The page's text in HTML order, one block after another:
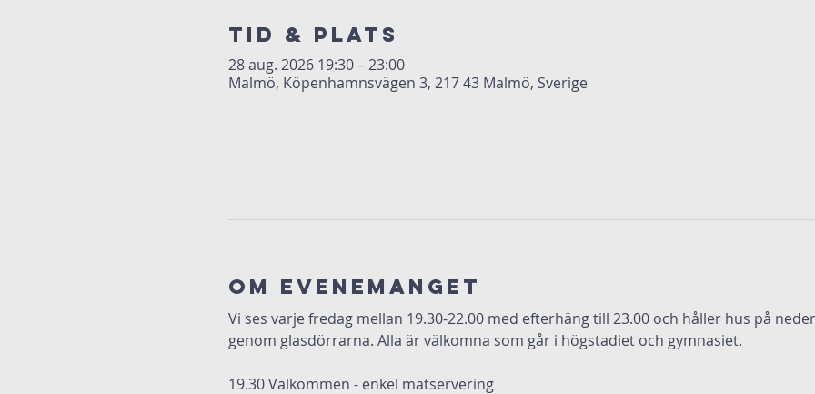
Tid & Plats
28 aug. 2026 19:30 – 23:00
Malmö, Köpenhamnsvägen 3, 217 43 Malmö, Sverige
Om evenemanget
Vi ses varje fredag mellan 19.30-22.00 med efterhäng till 23.00 och håller hus på
genom glasdörrarna. Alla är välkomna som går i högstadiet och gymnasiet.
19.30 Välkommen - enkel matservering